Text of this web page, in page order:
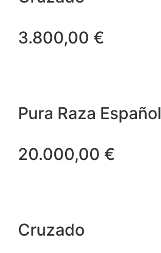
3.800,00 €
Pura Raza Español
20.000,00 €
Cruzado